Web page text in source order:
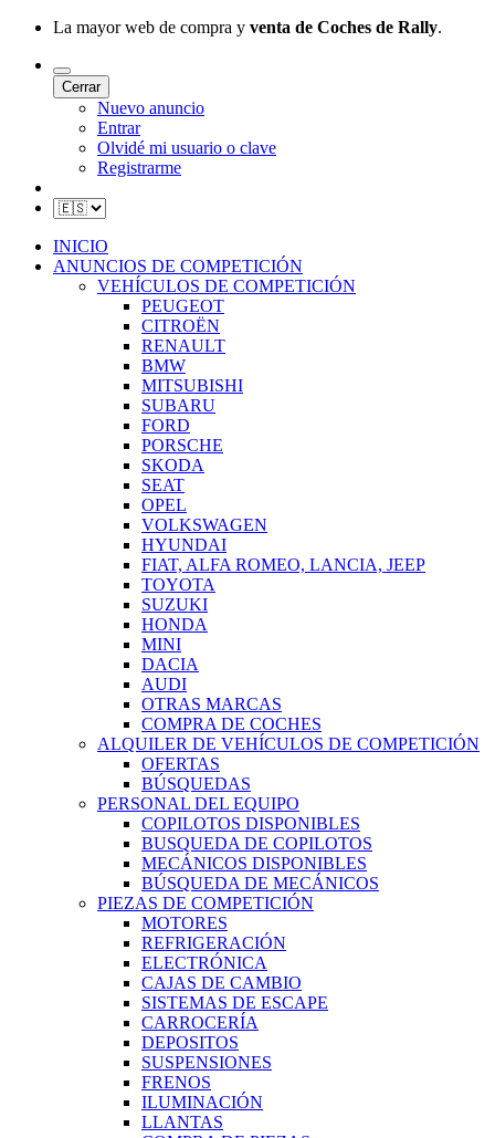
La mayor web de compra y venta de Coches de Rally.
Cerrar
Nuevo anuncio
Entrar
Olvidé mi usuario o clave
Registrarme
INICIO
ANUNCIOS DE COMPETICIÓN
VEHÍCULOS DE COMPETICIÓN
PEUGEOT
CITROËN
RENAULT
BMW
MITSUBISHI
SUBARU
FORD
PORSCHE
SKODA
SEAT
OPEL
VOLKSWAGEN
HYUNDAI
FIAT, ALFA ROMEO, LANCIA, JEEP
TOYOTA
SUZUKI
HONDA
MINI
DACIA
AUDI
OTRAS MARCAS
COMPRA DE COCHES
ALQUILER DE VEHÍCULOS DE COMPETICIÓN
OFERTAS
BÚSQUEDAS
PERSONAL DEL EQUIPO
COPILOTOS DISPONIBLES
BUSQUEDA DE COPILOTOS
MECÁNICOS DISPONIBLES
BÚSQUEDA DE MECÁNICOS
PIEZAS DE COMPETICIÓN
MOTORES
REFRIGERACIÓN
ELECTRÓNICA
CAJAS DE CAMBIO
SISTEMAS DE ESCAPE
CARROCERÍA
DEPOSITOS
SUSPENSIONES
FRENOS
ILUMINACIÓN
LLANTAS